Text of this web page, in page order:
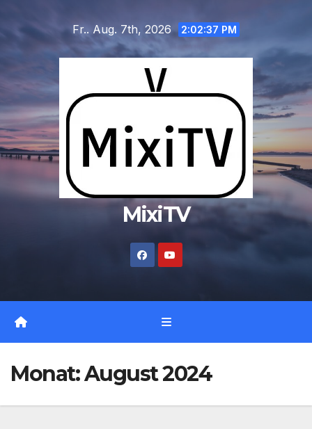
Inhalt
Fr.. Aug. 7th, 2026 2:02:38 PM
MixiTV
Monat:August 2024